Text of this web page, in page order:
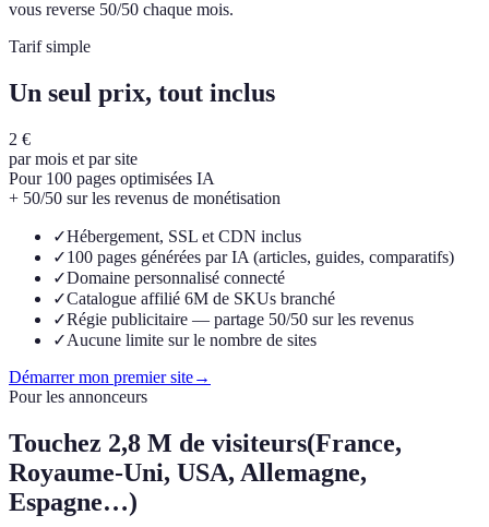
vous reverse 50/50 chaque mois.
Tarif simple
Un seul prix, tout inclus
2 €
par mois et par site
Pour 100 pages optimisées IA
+ 50/50 sur les revenus de monétisation
✓Hébergement, SSL et CDN inclus
✓100 pages générées par IA (articles, guides, comparatifs)
✓Domaine personnalisé connecté
✓Catalogue affilié 6M de SKUs branché
✓Régie publicitaire — partage 50/50 sur les revenus
✓Aucune limite sur le nombre de sites
Démarrer mon premier site→
Pour les annonceurs
Touchez 2,8 M de visiteurs(France,
Royaume-Uni, USA, Allemagne,
Espagne…)